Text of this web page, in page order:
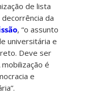
de lista
da
, “o assunto
universitária e
Deve ser
é
e